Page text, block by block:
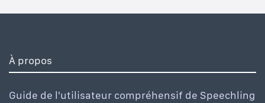
À propos
Guide de l'utilisateur compréhensif de Speechling